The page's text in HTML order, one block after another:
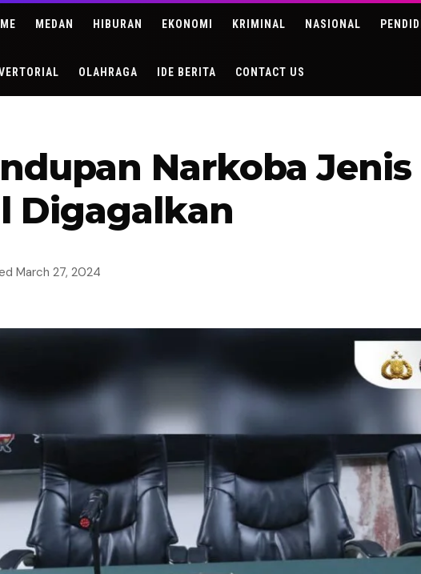
MEDAN HIBURAN EKONOMI KRIMINAL NASIONAL
OLAHRAGA IDE BERITA CONTACT US
Narkoba
Digagalkan
March 27, 2024